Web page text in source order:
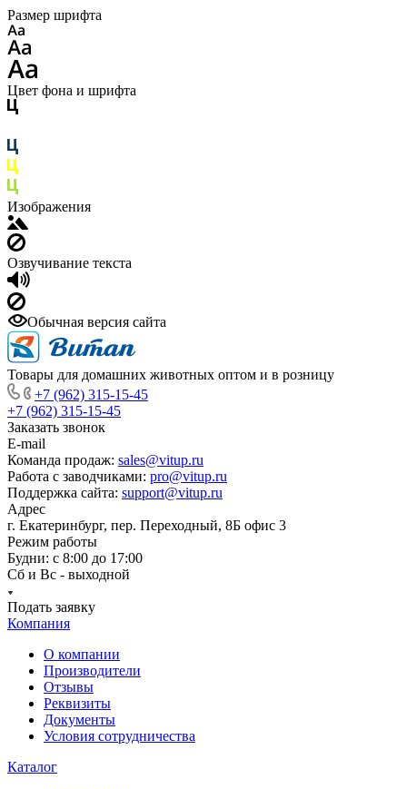
Размер шрифта
Цвет фона и шрифта
Изображения
Озвучивание текста
Обычная версия сайта
Товары для домашних животных оптом и в розницу
+7 (962) 315-15-45
+7 (962) 315-15-45
Заказать звонок
E-mail
Команда продаж: sales@vitup.ru
Работа с заводчиками: pro@vitup.ru
Поддержка сайта: support@vitup.ru
Адрес
г. Екатеринбург, пер. Переходный, 8Б офис 3
Режим работы
Будни: с 8:00 до 17:00
Сб и Вс - выходной
Подать заявку
Компания
О компании
Производители
Отзывы
Реквизиты
Документы
Условия сотрудничества
Каталог